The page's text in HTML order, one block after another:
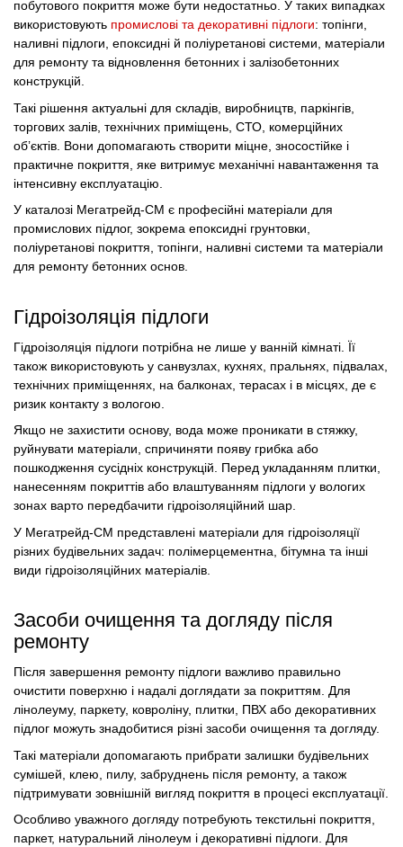
побутового покриття може бути недостатньо. У таких випадках
використовують промислові та декоративні підлоги: топінги,
наливні підлоги, епоксидні й поліуретанові системи, матеріали
для ремонту та відновлення бетонних і залізобетонних
конструкцій.
Такі рішення актуальні для складів, виробництв, паркінгів,
торгових залів, технічних приміщень, СТО, комерційних
об’єктів. Вони допомагають створити міцне, зносостійке і
практичне покриття, яке витримує механічні навантаження та
інтенсивну експлуатацію.
У каталозі Мегатрейд-СМ є професійні матеріали для
промислових підлог, зокрема епоксидні грунтовки,
поліуретанові покриття, топінги, наливні системи та матеріали
для ремонту бетонних основ.
Гідроізоляція підлоги
Гідроізоляція підлоги потрібна не лише у ванній кімнаті. Її
також використовують у санвузлах, кухнях, пральнях, підвалах,
технічних приміщеннях, на балконах, терасах і в місцях, де є
ризик контакту з вологою.
Якщо не захистити основу, вода може проникати в стяжку,
руйнувати матеріали, спричиняти появу грибка або
пошкодження сусідніх конструкцій. Перед укладанням плитки,
нанесенням покриттів або влаштуванням підлоги у вологих
зонах варто передбачити гідроізоляційний шар.
У Мегатрейд-СМ представлені матеріали для гідроізоляції
різних будівельних задач: полімерцементна, бітумна та інші
види гідроізоляційних матеріалів.
Засоби очищення та догляду після
ремонту
Після завершення ремонту підлоги важливо правильно
очистити поверхню і надалі доглядати за покриттям. Для
лінолеуму, паркету, ковроліну, плитки, ПВХ або декоративних
підлог можуть знадобитися різні засоби очищення та догляду.
Такі матеріали допомагають прибрати залишки будівельних
сумішей, клею, пилу, забруднень після ремонту, а також
підтримувати зовнішній вигляд покриття в процесі експлуатації.
Особливо уважного догляду потребують текстильні покриття,
паркет, натуральний лінолеум і декоративні підлоги. Для